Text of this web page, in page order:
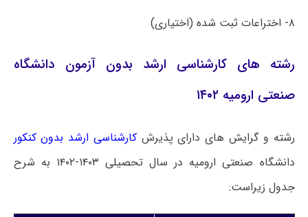
۸- اختراعات ثبت شده (اختیاری)
رشته های کارشناسی ارشد بدون آزمون دانشگاه
صنعتی ارومیه ۱۴۰۲
رشته و گرایش های دارای پذیرشکارشناسی ارشد بدون کنکور
دانشگاه صنعتی ارومیه در سال تحصیلی ۱۴۰۳-۱۴۰۲ به شرح
جدول زیراست: